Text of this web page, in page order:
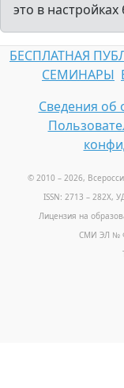
это в настройках
БЕСПЛАТНАЯ
СЕМИНАРЫ
Сведения об
© 2010 – 2026,
ISSN: 2713 – 282X,
Лицензия на
СМИ ЭЛ №